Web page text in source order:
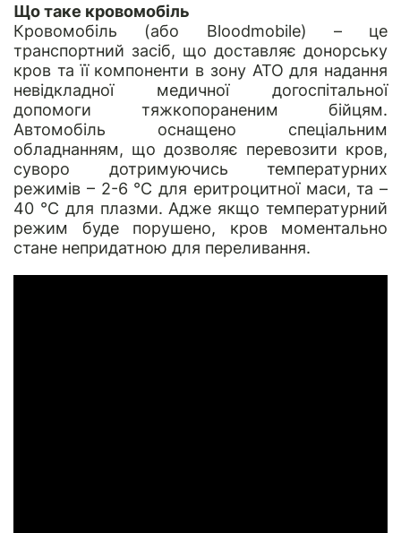
Що таке кровомобіль
Кровомобіль (або Bloodmobile) – це
транспортний засіб, що доставляє донорську
кров та її компоненти в зону АТО для надання
невідкладної медичної догоспітальної
допомоги тяжкопораненим бійцям.
Автомобіль оснащено спеціальним
обладнанням, що дозволяє перевозити кров,
суворо дотримуючись температурних
режимів – 2-6 °C для еритроцитної маси, та –
40 °C для плазми. Адже якщо температурний
режим буде порушено, кров моментально
стане непридатною для переливання.